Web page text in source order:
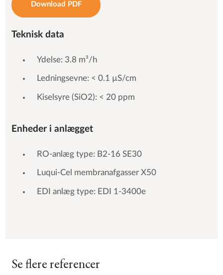
Download PDF
Teknisk data
Ydelse: 3.8 m³/h
Ledningsevne: < 0.1 µS/cm
Kiselsyre (SiO2): < 20 ppm
Enheder i anlægget
RO-anlæg type: B2-16 SE30
Luqui-Cel membranafgasser X50
EDI anlæg type: EDI 1-3400e
Se flere referencer